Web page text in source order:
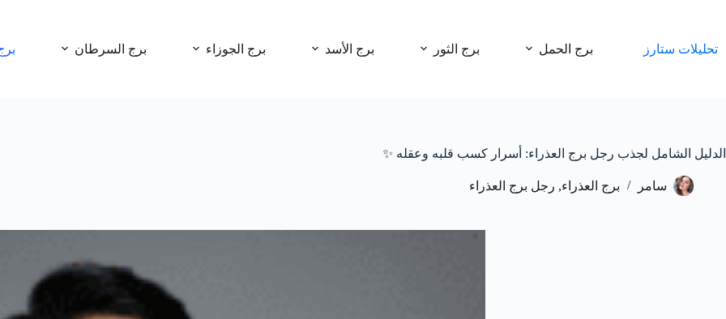
تحليلات ستارز برج الحمل برج الثور برج الأسد برج الجوزاء برج السرطان
الدليل الشامل لجذب رجل برج العذراء: أسرار كسب قلبه وعقله ✨
سامر برج العذراء, رجل برج العذراء